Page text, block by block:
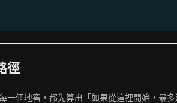
徑
一個地窖，都先算出「如果從這裡開始，最多